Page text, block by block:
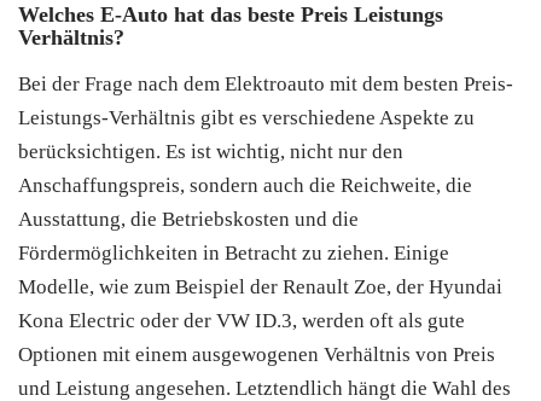
Welches E-Auto hat das beste Preis Leistungs
Verhältnis?
Bei der Frage nach dem Elektroauto mit dem besten Preis-
Leistungs-Verhältnis gibt es verschiedene Aspekte zu
berücksichtigen. Es ist wichtig, nicht nur den
Anschaffungspreis, sondern auch die Reichweite, die
Ausstattung, die Betriebskosten und die
Fördermöglichkeiten in Betracht zu ziehen. Einige
Modelle, wie zum Beispiel der Renault Zoe, der Hyundai
Kona Electric oder der VW ID.3, werden oft als gute
Optionen mit einem ausgewogenen Verhältnis von Preis
und Leistung angesehen. Letztendlich hängt die Wahl des